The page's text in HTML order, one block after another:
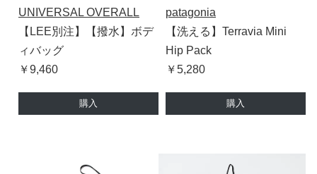
UNIVERSAL OVERALL
【LEE別注】【撥水】ボデ
ィバッグ
￥9,460
購入
patagonia
【洗える】Terravia Mini
Hip Pack
￥5,280
購入